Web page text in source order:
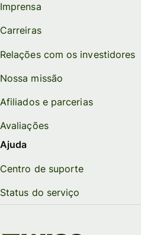
Imprensa
Carreiras
Relações com os investidores
Nossa missão
Afiliados e parcerias
Avaliações
Ajuda
Centro de suporte
Status do serviço